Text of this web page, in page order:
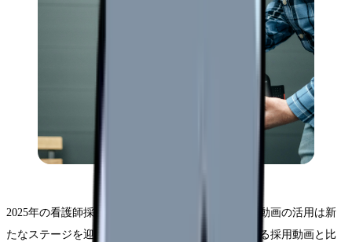
2025年の看護師採用市場において、アニメーション動画の活用は新
たなステージを迎えています。従来の実写形式による採用動画と比